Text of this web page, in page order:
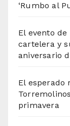
‘Rumbo al
El evento
cartelera y
aniversario
El esperado
primavera